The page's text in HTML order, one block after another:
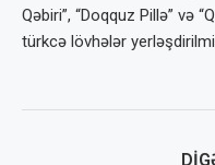
Qəbiri”, “Doqquz Pillə” və
türkcə lövhələr